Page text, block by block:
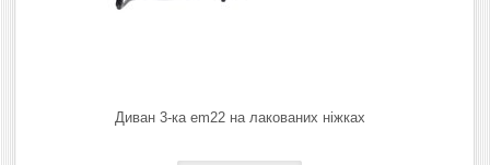
Диван 3-ка em22 на лакованих ніжках